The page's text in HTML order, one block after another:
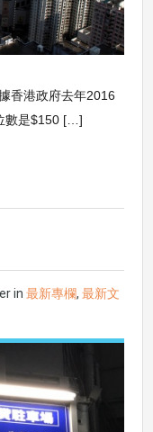
香港政府去年2016
數是$150 […]
in最新專欄,最新文